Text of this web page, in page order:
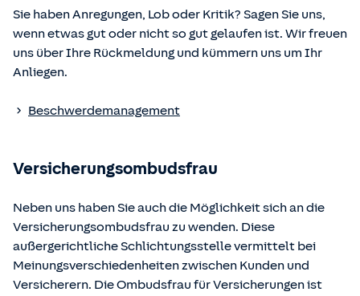
§ 48b Versicherungsaufsichtsgesetz (VAG)
Verordnung über die Versicherungsvermittlung und -
Die berufsrechtlichen Regelungen können über die vom
eingesehen und abgerufen werden.
Sie haben Anregungen, Lob oder Kritik? Sagen Sie uns,
wenn etwas gut oder nicht so gut gelaufen ist. Wir freuen
uns über Ihre Rückmeldung und kümmern uns um Ihr
Anliegen.
Beschwerdemanagement
Versicherungsombudsfrau
Neben uns haben Sie auch die Möglichkeit sich an die
Versicherungsombudsfrau zu wenden. Diese
außergerichtliche Schlichtungsstelle vermittelt bei
Meinungsverschiedenheiten zwischen Kunden und
Versicherern. Die Ombudsfrau für Versicherungen ist